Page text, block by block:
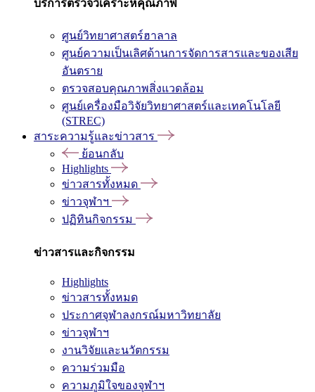
บริการตรวจวิเคราะห์คุณภาพ
ศูนย์วิทยาศาสตร์ฮาลาล
ศูนย์ความเป็นเลิศด้านการจัดการสารและของเสีย
อันตราย
ตรวจสอบคุณภาพสิ่งแวดล้อม
ศูนย์เครื่องมือวิจัยวิทยาศาสตร์และเทคโนโลยี
(STREC)
สาระความรู้และข่าวสาร
ย้อนกลับ
Highlights
ข่าวสารทั้งหมด
ข่าวจุฬาฯ
ปฏิทินกิจกรรม
ข่าวสารและกิจกรรม
Highlights
ข่าวสารทั้งหมด
ประกาศจุฬาลงกรณ์มหาวิทยาลัย
ข่าวจุฬาฯ
งานวิจัยและนวัตกรรม
ความร่วมมือ
ความภูมิใจของจุฬาฯ